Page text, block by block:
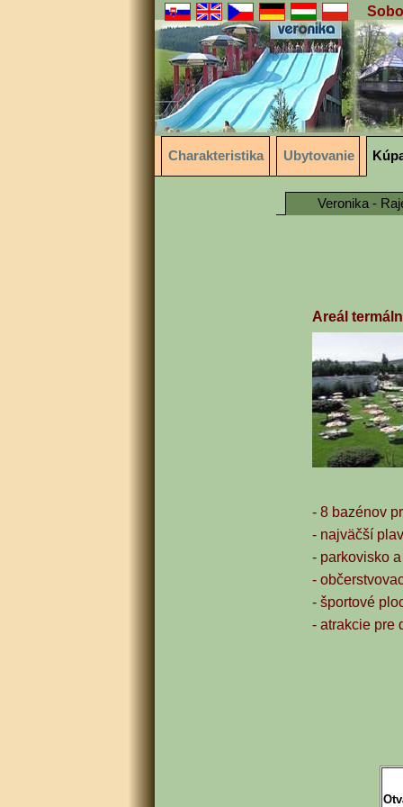
Charakteristika Ubytovanie
Veronika -
Areál
- 8 bazénov
- najväčší
- parkovisko
-
- športové
- atrakcie pre